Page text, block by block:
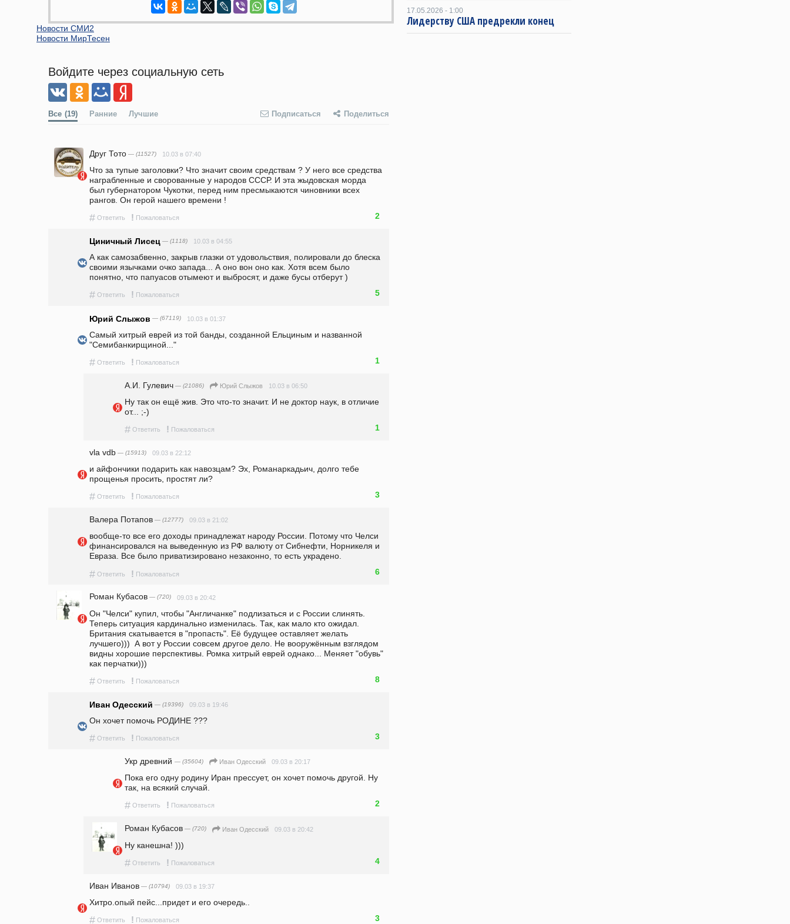
Новости СМИ2
Новости МирТесен
Войдите через социальную сеть
Все (19) Ранние Лучшие Подписаться Поделиться
Друг Тото — (11527) 10.03 в 07:40
Что за тупые заголовки? Что значит своим средствам ? У него все средства
награбленные и сворованные у народов СССР. И эта жыдовская морда
был губернатором Чукотки, перед ним пресмыкаются чиновники всех
рангов. Он герой нашего времени !
# Ответить ! Пожаловаться 2
Циничный Лисец — (1118) 10.03 в 04:55
А как самозабвенно, закрыв глазки от удовольствия, полировали до блеска
своими язычками очко запада... А оно вон оно как. Хотя всем было
понятно, что папуасов отымеют и выбросят, и даже бусы отберут )
# Ответить ! Пожаловаться 5
Юрий Слыжов — (67119) 10.03 в 01:37
Самый хитрый еврей из той банды, созданной Ельциным и названной
"Семибанкирщиной..."
# Ответить ! Пожаловаться 1
А.И. Гулевич — (21086) Юрий Слыжов 10.03 в 06:50
Ну так он ещё жив. Это что-то значит. И не доктор наук, в отличие
от... ;-)
# Ответить ! Пожаловаться 1
vla vdb — (15913) 09.03 в 22:12
и айфончики подарить как навозцам? Эх, Романаркадьич, долго тебе
прощенья просить, простят ли?
# Ответить ! Пожаловаться 3
Валера Потапов — (12777) 09.03 в 21:02
вообще-то все его доходы принадлежат народу России. Потому что Челси
финансировался на выведенную из РФ валюту от Сибнефти, Норникеля и
Евраза. Все было приватизировано незаконно, то есть украдено.
# Ответить ! Пожаловаться 6
Роман Кубасов — (720) 09.03 в 20:42
Он "Челси" купил, чтобы "Англичанке" подлизаться и с России слинять.
Теперь ситуация кардинально изменилась. Так, как мало кто ожидал.
Британия скатывается в "пропасть". Её будущее оставляет желать
лучшего)))  А вот у России совсем другое дело. Не вооружённым взглядом
видны хорошие перспективы. Ромка хитрый еврей однако... Меняет "обувь"
как перчатки)))
# Ответить ! Пожаловаться 8
Иван Одесский — (19396) 09.03 в 19:46
Он хочет помочь РОДИНЕ ???
# Ответить ! Пожаловаться 3
Укр древний — (35604) Иван Одесский 09.03 в 20:17
Пока его одну родину Иран прессует, он хочет помочь другой. Ну
так, на всякий случай.
# Ответить ! Пожаловаться 2
Роман Кубасов — (720) Иван Одесский 09.03 в 20:42
Ну канешна! )))
# Ответить ! Пожаловаться 4
Иван Иванов — (10794) 09.03 в 19:37
Хитро.опый пейс...придет и его очередь..
# Ответить ! Пожаловаться 3
17.05.2026 - 1:00
Лидерству США предрекли конец